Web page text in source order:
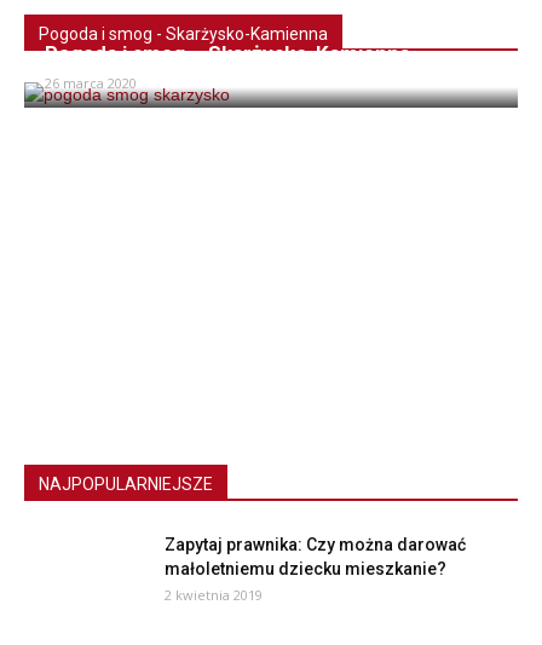
Pogoda i smog - Skarżysko-Kamienna
Pogoda i smog – Skarżysko-Kamienna
26 marca 2020
NAJPOPULARNIEJSZE
Zapytaj prawnika: Czy można darować
małoletniemu dziecku mieszkanie?
2 kwietnia 2019